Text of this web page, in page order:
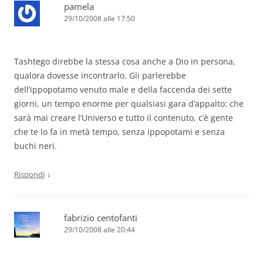
pamela
29/10/2008 alle 17:50
Tashtego direbbe la stessa cosa anche a Dio in persona,
qualora dovesse incontrarlo. Gli parlerebbe
dell’ippopotamo venuto male e della faccenda dei sette
giorni, un tempo enorme per qualsiasi gara d’appalto: che
sarà mai creare l’Universo e tutto il contenuto, c’è gente
che te lo fa in metà tempo, senza ippopotami e senza
buchi neri.
Rispondi ↓
fabrizio centofanti
29/10/2008 alle 20:44